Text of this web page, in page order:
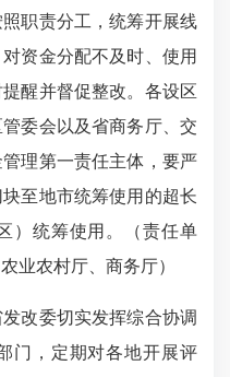
职责分工，统筹开展线
资金分配不及时、使用
醒并督促整改。各设区
委会以及省商务厅、交
理第一责任主体，要严
至地市统筹使用的超长
）统筹使用。（责任单
业农村厅、商务厅）
改委切实发挥综合协调
门，定期对各地开展评